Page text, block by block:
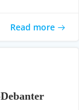
Read more